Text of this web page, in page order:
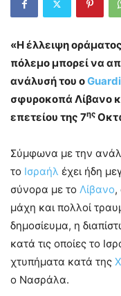
«Η έλλειψη
πόλεμο μπορεί να
ανάλυσή του ο
σφυροκοπά Λίβανο
επετείου της 7ης
Σύμφωνα με την
το Ισραήλ έχει ήδη
σύνορα με το Λίβανο,
μάχη και πολλοί
δημοσίευμα, η
κατά τις οποίες το
χτυπήματα κατά της
ο Νασράλα.